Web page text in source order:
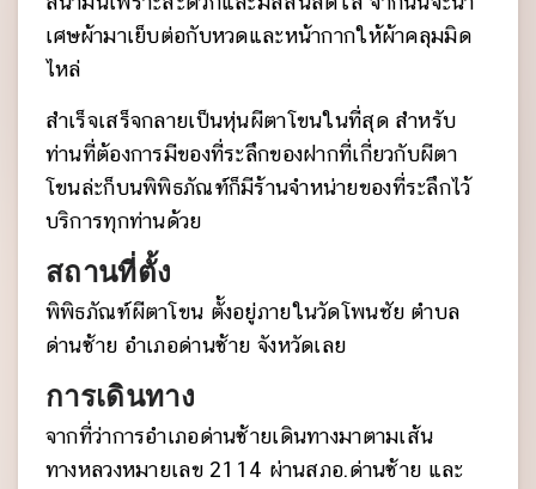
เศษผ้ามาเย็บต่อกับหวดและหน้ากากให้ผ้าคลุมมิด
ไหล่
สำเร็จเสร็จกลายเป็นหุ่นผีตาโขนในที่สุด สำหรับ
ท่านที่ต้องการมีของที่ระลึกของฝากที่เกี่ยวกับผีตา
โขนล่ะก็บนพิพิธภัณฑ์ก็มีร้านจำหน่ายของที่ระลึกไว้
บริการทุกท่านด้วย
สถานที่ตั้ง
พิพิธภัณฑ์ผีตาโขน ตั้งอยู่ภายในวัดโพนชัย ตำบล
ด่านซ้าย อำเภอด่านซ้าย จังหวัดเลย
การเดินทาง
จากที่ว่าการอำเภอด่านซ้ายเดินทางมาตามเส้น
ทางหลวงหมายเลข 2114 ผ่านสภอ.ด่านซ้าย และ